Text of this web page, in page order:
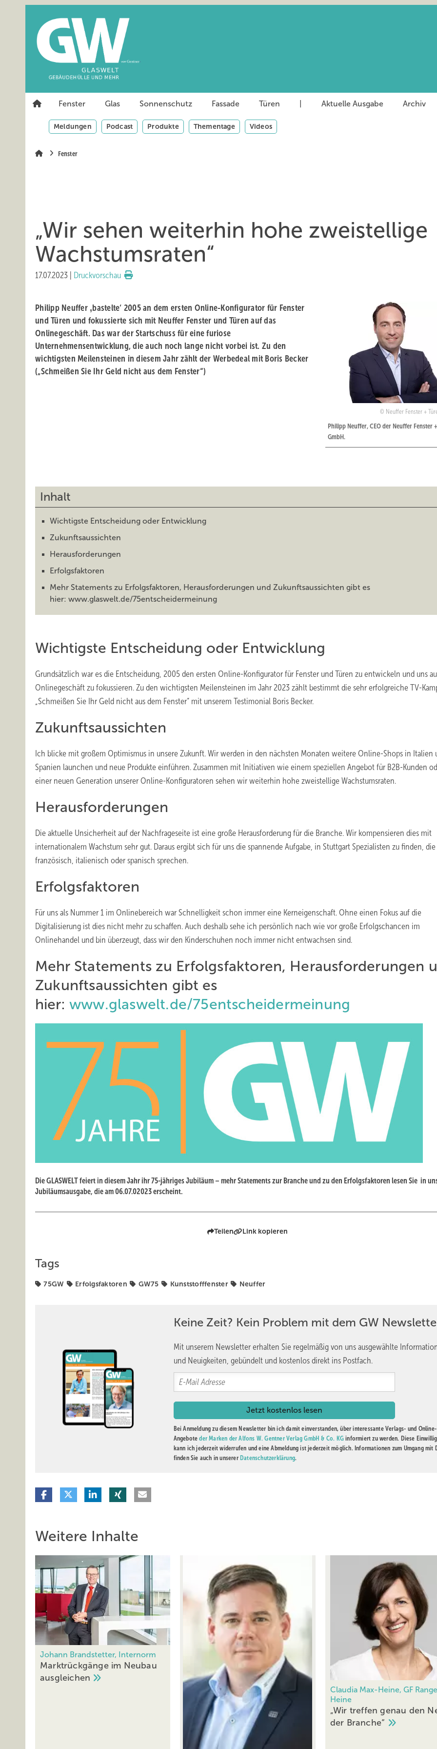
Fenster Glas Sonnenschutz Fassade Türen Aktuelle Ausgabe Archiv
Meldungen Podcast Produkte Thementage Videos
Fenster
„Wir sehen weiterhin hohe zweistellige
Wachstumsraten“
17.07.2023 Druckvorschau
Neuffer Fenster +
Philipp Neuffer, CEO der Neuffer Fenster
GmbH.
Philipp Neuffer ‚bastelte‘ 2005 an dem ersten Online-Konfigurator für Fenster
und Türen und fokussierte sich mit Neuffer Fenster und Türen auf das
Onlinegeschäft. Das war der Startschuss für eine furiose
Unternehmensentwicklung, die auch noch lange nicht vorbei ist. Zu den
wichtigsten Meilensteinen in diesem Jahr zählt der Werbedeal mit Boris Becker
(„Schmeißen Sie Ihr Geld nicht aus dem Fenster“)
Inhalt
Wichtigste Entscheidung oder Entwicklung
Zukunftsaussichten
Herausforderungen
Erfolgsfaktoren
Mehr Statements zu Erfolgsfaktoren, Herausforderungen und Zukunftsaussichten gibt es
hier: www.glaswelt.de/75entscheidermeinung
Wichtigste Entscheidung oder Entwicklung
Grundsätzlich war es die Entscheidung, 2005 den ersten Online-Konfigurator für Fenster und Türen zu entwickeln und uns
Onlinegeschäft zu fokussieren. Zu den wichtigsten Meilensteinen im Jahr 2023 zählt bestimmt die sehr erfolgreiche TV-
„Schmeißen Sie Ihr Geld nicht aus dem Fenster“ mit unserem Testimonial Boris Becker.
Zukunftsaussichten
Ich blicke mit großem Optimismus in unsere Zukunft. Wir werden in den nächsten Monaten weitere Online-Shops in Italien
Spanien launchen und neue Produkte einführen. Zusammen mit Initiativen wie einem speziellen Angebot für B2B-Kunden
einer neuen Generation unserer Online-Konfiguratoren sehen wir weiterhin hohe zweistellige Wachstumsraten.
Herausforderungen
Die aktuelle Unsicherheit auf der Nachfrageseite ist eine große Herausforderung für die Branche. Wir kompensieren dies mit
internationalem Wachstum sehr gut. Daraus ergibt sich für uns die spannende Aufgabe, in Stuttgart Spezialisten zu finden, die
französisch, italienisch oder spanisch sprechen.
Erfolgsfaktoren
Für uns als Nummer 1 im Onlinebereich war Schnelligkeit schon immer eine Kerneigenschaft. Ohne einen Fokus auf die
Digitalisierung ist dies nicht mehr zu schaffen. Auch deshalb sehe ich persönlich nach wie vor große Erfolgschancen im
Onlinehandel und bin überzeugt, dass wir den Kinderschuhen noch immer nicht entwachsen sind.
Mehr Statements zu Erfolgsfaktoren, Herausforderungen
Zukunftsaussichten gibt es
hier: www.glaswelt.de/75entscheidermeinung
Die GLASWELT feiert in diesem Jahr ihr 75-jähriges Jubiläum – mehr Statements zur Branche und zu den Erfolgsfaktoren lesen Sie in
Jubiläumsausgabe, die am 06.07.02023 erscheint.
Teilen Link kopieren
Tags
75GW Erfolgsfaktoren GW75 Kunststofffenster Neuffer
Keine Zeit? Kein Problem mit dem GW
Mit unserem Newsletter erhalten Sie regelmäßig von uns ausgewählte
und Neuigkeiten, gebündelt und kostenlos direkt ins Postfach.
Bei Anmeldung zu diesem Newsletter bin ich damit einverstanden, über interessante Verlags- und Online-
Angeboteder Marken der Alfons W. Gentner Verlag GmbH & Co. KG informiert zu werden. Diese
kann ich jederzeit widerrufen und eine Abmeldung ist jederzeit möglich. Informationen zum Umgang mit
finden Sie auch in unserer Datenschutzerklärung.
Weitere Inhalte
Johann Brandstetter, Internorm
Marktrückgänge im Neubau
ausgleichen
Claudia Max-Heine, GF
Heine
„Wir treffen genau den
der Branche“